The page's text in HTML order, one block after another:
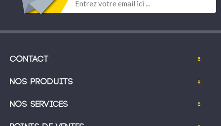
Contact
Nos produits
Nos services